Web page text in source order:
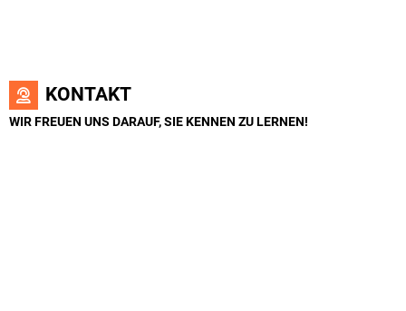
KONTAKT
WIR FREUEN UNS DARAUF, SIE KENNEN ZU LERNEN!